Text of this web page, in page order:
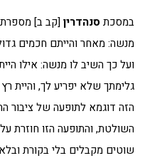
במסכת סנהדרין[קב ב]
מנשה: מאחר והייתם חכמים
ועל כך השיב לו מנשה: אילו
גלימתך שלא יפריע לך, והיית
הזה דוגמא לתופעה של ציבור
השולטת, והתופעה הזו חוזרת
שוטים מקבלים בלי בקורת